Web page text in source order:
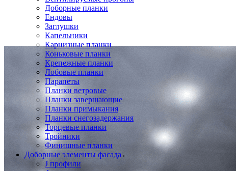
Доборные планки
Ендовы
Заглушки
Капельники
Карнизные планки
Коньковые планки
Крепежные планки
Лобовые планки
Парапеты
Планки ветровые
Планки завершающие
Планки примыкания
Планки снегозадержания
Торцевые планки
Тройники
Финишные планки
Доборные элементы фасада
J профили